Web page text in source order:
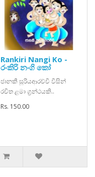
Rankiri Nangi Ko -
රංකිරි නංගි කෝ
ජානකී සූරියආරච්චි විසින්
රචිත ළමා ග්‍රන්ථයකි..
Rs. 150.00